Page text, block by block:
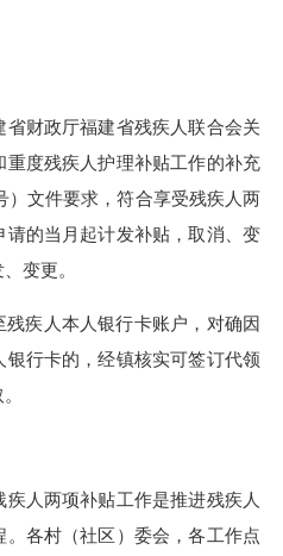
财政厅福建省残疾人联合会关
度残疾人护理补贴工作的补充
）文件要求，符合享受残疾人两
的当月起计发补贴，取消、变
变更。
疾人本人银行卡账户，对确因
行卡的，经镇核实可签订代领
人两项补贴工作是推进残疾人
各村（社区）委会，各工作点